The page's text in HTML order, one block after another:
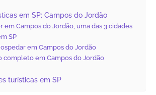
em SP: Campos do Jordão
em Campos do Jordão, uma das 3 cidades
SP
em Campos do Jordão
completo em Campos do Jordão
turísticas em SP